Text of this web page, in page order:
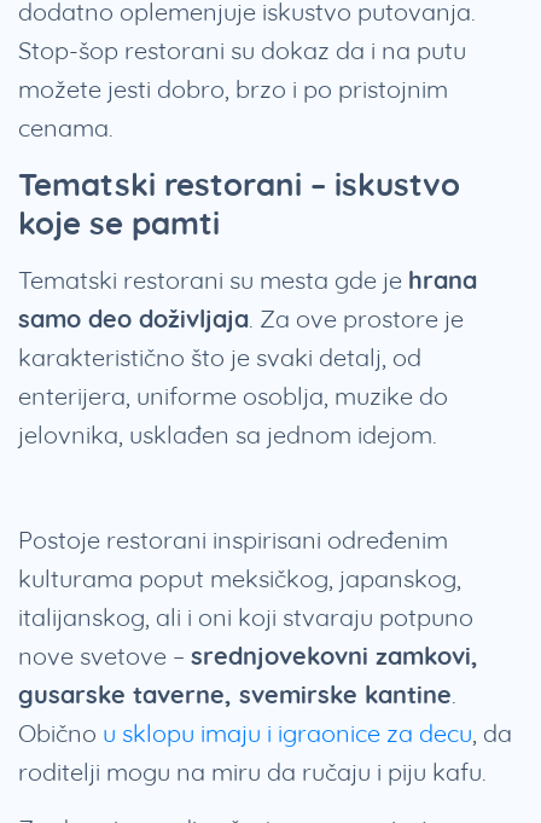
dodatno oplemenjuje iskustvo putovanja.
Stop-šop restorani su dokaz da i na putu
možete jesti dobro, brzo i po pristojnim
cenama.
Tematski restorani – iskustvo
koje se pamti
Tematski restorani su mesta gde je hrana
samo deo doživljaja. Za ove prostore je
karakteristično što je svaki detalj, od
enterijera, uniforme osoblja, muzike do
jelovnika, usklađen sa jednom idejom.
Postoje restorani inspirisani određenim
kulturama poput meksičkog, japanskog,
italijanskog, ali i oni koji stvaraju potpuno
nove svetove – srednjovekovni zamkovi,
gusarske taverne, svemirske kantine.
Obično u sklopu imaju i igraonice za decu, da
roditelji mogu na miru da ručaju i piju kafu.